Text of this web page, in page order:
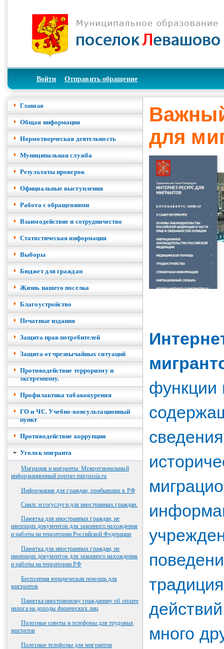
Войти Отправить обращение
Главная
Общая информация
Нормотворческая деятельность
Муниципальная служба
Результаты проверок
Официальные выступления
Работа с обращениями
Взаимодействие и сотрудничество
Cтатистическая информация
Выборы
Бюджет для граждан
Жизнь нашего поселка
Благоустройство
Печатные издания
Защита прав потребителей
Защита от чрезвычайных ситуаций
Противодействие терроризму и
экстремизму.
Профилактика табакокурения
ГО и ЧС. Учебно-консультационный
пункт
Противодействие коррупции
Уголок мигранта
Миграция и мигранты: Межрегиональный
информационный портал migrussia.ru
Информация для граждан, прибывших в РФ
Снилс и госуслуги для иностранных граждан.
Памятка для иностранных граждан, не
имеющих документов для законного нахождения
и работы на территории Российской Федерации
Памятка для иностранных граждан, не
имеющих документов для законного нахождения
и работы на территории РФ
Бесплатная юридическая помощь для
мигрантов
Памятка иностранному гражданину об оплате
налога на доходы физических лиц
Полезные советы и телефоны для трудовых
мигратов
Полезные телефоны для мигрантов
для
функции
много